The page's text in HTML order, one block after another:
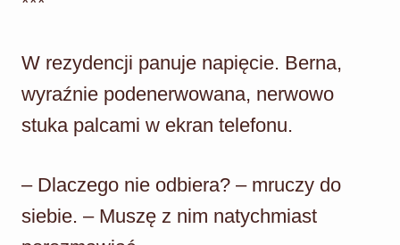
W rezydencji panuje napięcie. Berna,
wyraźnie podenerwowana, nerwowo
stuka palcami w ekran telefonu.
– Dlaczego nie odbiera? – mruczy do
siebie. – Muszę z nim natychmiast